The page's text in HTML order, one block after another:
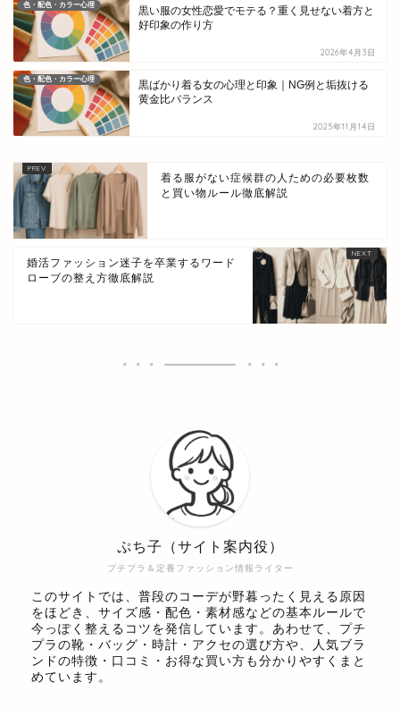
色・配色・カラー心理
黒い服の女性恋愛でモテる？重く見せない着方と
好印象の作り方
2026年4月3日
色・配色・カラー心理
黒ばかり着る女の心理と印象｜NG例と垢抜ける
黄金比バランス
2025年11月14日
着る服がない症候群の人ための必要枚数
と買い物ルール徹底解説
婚活ファッション迷子を卒業するワード
ローブの整え方徹底解説
プチプラ＆定番ファッション情報ライター
ぷち子（サイト案内役）
このサイトでは、普段のコーデが野暮ったく見える原因
をほどき、サイズ感・配色・素材感などの基本ルールで
今っぽく整えるコツを発信しています。あわせて、プチ
プラの靴・バッグ・時計・アクセの選び方や、人気ブラ
ンドの特徴・口コミ・お得な買い方も分かりやすくまと
めています。